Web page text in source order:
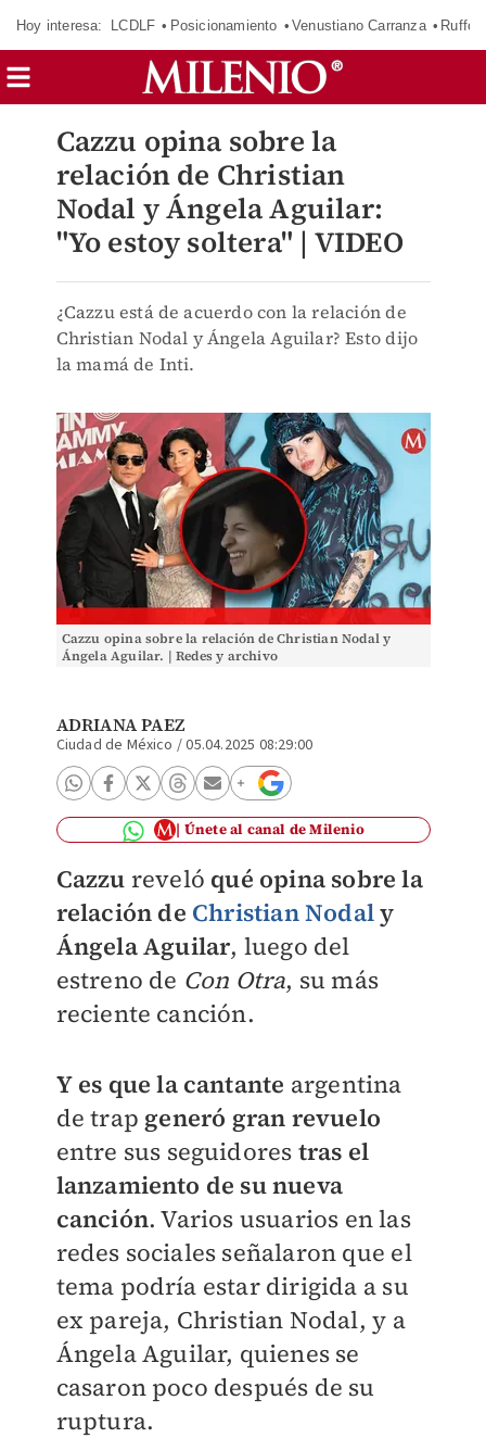
Hoy interesa: LCDLF Posicionamiento Venustiano Carranza Ruffo
Cazzu opina sobre la
relación de Christian
Nodal y Ángela Aguilar:
"Yo estoy soltera" | VIDEO
¿Cazzu está de acuerdo con la relación de
Christian Nodal y Ángela Aguilar? Esto dijo
la mamá de Inti.
Cazzu opina sobre la relación de Christian Nodal y
Ángela Aguilar. | Redes y archivo
ADRIANA PAEZ
Ciudad de México /05.04.2025 08:29:00
Únete al canal de Milenio
Cazzu reveló qué opina sobre la
relación de Christian Nodaly
Ángela Aguilar, luego del
estreno de Con Otra, su más
reciente canción.
Y es que la cantante argentina
de trap generó gran revuelo
entre sus seguidores tras el
lanzamiento de su nueva
canción. Varios usuarios en las
redes sociales señalaron que el
tema podría estar dirigida a su
ex pareja, Christian Nodal, y a
Ángela Aguilar, quienes se
casaron poco después de su
ruptura.